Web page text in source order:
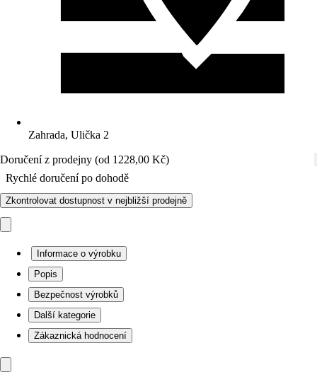
Zahrada, Ulička 2
Doručení z prodejny (od 1228,00 Kč)
Rychlé doručení po dohodě
Zkontrolovat dostupnost v nejbližší prodejně
Informace o výrobku
Popis
Bezpečnost výrobků
Další kategorie
Zákaznická hodnocení